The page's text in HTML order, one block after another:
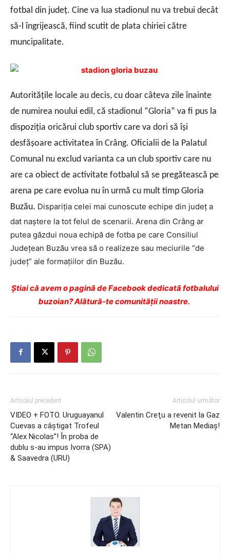
fotbal din judeţ. Cine va lua stadionul nu va trebui decât
să-l îngrijească, fiind scutit de plata chiriei către
muncipalitate.
Autorităţile locale au decis, cu doar câteva zile înainte
de numirea noului edil, că stadionul “Gloria” va fi pus la
dispoziţia oricărui club sportiv care va dori să îşi
desfăşoare activitatea în Crâng. Oficialii de la Palatul
Comunal nu exclud varianta ca un club sportiv care nu
are ca obiect de activitate fotbalul să se pregătească pe
arena pe care evolua nu în urmă cu mult timp Gloria
Buzău. Dispariţia celei mai cunoscute echipe din judeţ a
dat naştere la tot felul de scenarii. Arena din Crâng ar
putea găzdui noua echipă de fotba pe care Consiliul
Judeţean Buzău vrea să o realizeze sau meciurile “de
judeţ” ale formaţiilor din Buzău.
Ştiai că avem o pagină de Facebook dedicată fotbalului
buzoian? Alătură-te comunității noastre.
Articolul precedent
VIDEO + FOTO. Uruguayanul
Cuevas a câştigat Trofeul
“Alex Nicolas”! În proba de
dublu s-au impus Ivorra (SPA)
& Saavedra (URU)
Articolul următor
Valentin Creţu a revenit la Gaz
Metan Mediaş!